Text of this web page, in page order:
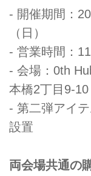
- 開催期間：
（日）
- 営業時間：
- 会場：0th
本橋2丁目9-10
- 第二弾アイ
設置
両会場共通の